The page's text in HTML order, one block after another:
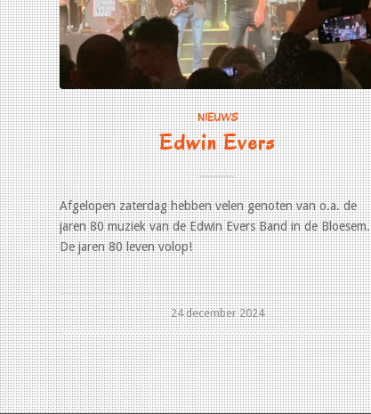
NIEUWS
Edwin Evers
Afgelopen zaterdag hebben velen genoten van o.a. de
jaren 80 muziek van de Edwin Evers Band in de Bloesem.
De jaren 80 leven volop!
24 december 2024